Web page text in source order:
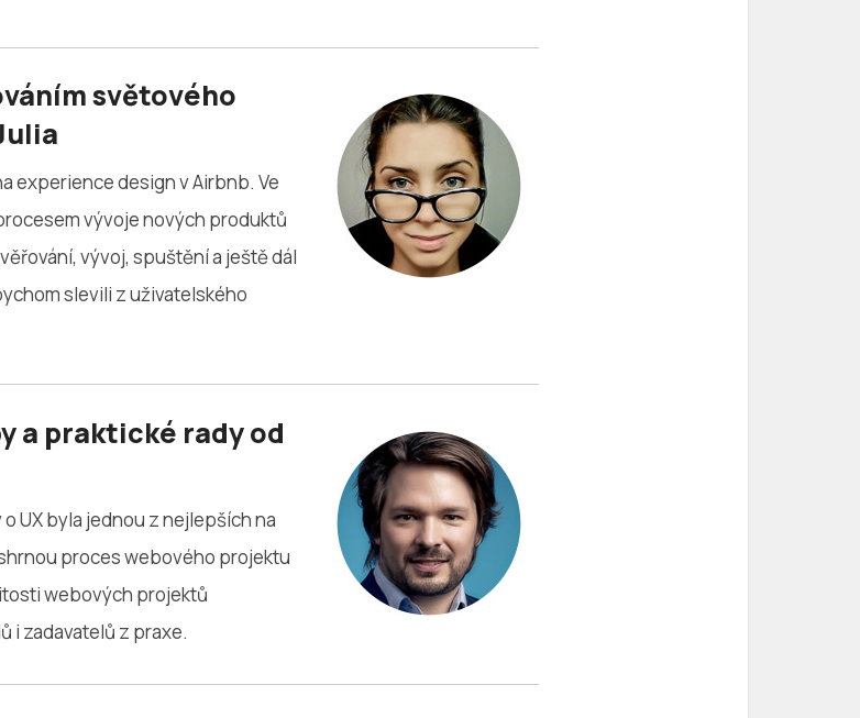
světového
experience design v Airbnb. Ve
vývoje nových produktů
vývoj, spuštění a ještě dál
slevili z uživatelského
a praktické rady od
UX byla jednou z nejlepších na
proces webového projektu
webových projektů
i zadavatelů z praxe.